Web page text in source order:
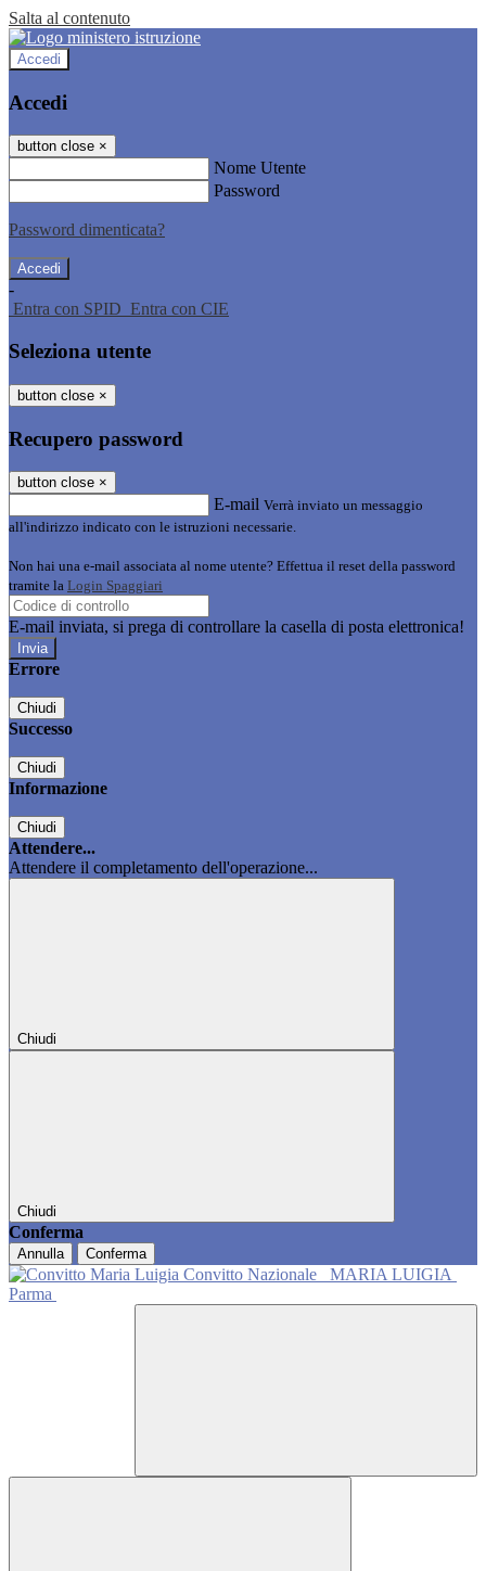
Salta al contenuto
Accedi
Accedi
button close ×
Nome Utente
Password
Password dimenticata?
-
Entra con SPID Entra con CIE
Seleziona utente
button close ×
Recupero password
button close ×
E-mail Verrà inviato un messaggio
all'indirizzo indicato con le istruzioni necessarie.
Non hai una e-mail associata al nome utente? Effettua il reset della password
tramite la Login Spaggiari
E-mail inviata, si prega di controllare la casella di posta elettronica!
Errore
Chiudi
Successo
Chiudi
Informazione
Chiudi
Attendere...
Attendere il completamento dell'operazione...
Chiudi
Chiudi
Conferma
Annulla Conferma
Convitto Nazionale
MARIA LUIGIA
Parma